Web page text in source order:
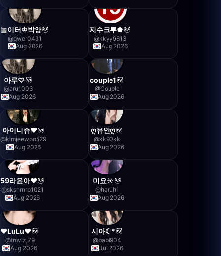
놀이터♔박양
@qwer0431
Aug 2026
지수크루♚
@kkyy9613
Aug 2026
아루♡
@aru1003
Aug 2026
couple1
@Couple
Aug 2026
아이니쥬❤️
@kimjeewoo529
Aug 2026
ღ유안ღ
@kk90kk
Aug 2026
59라윤아❤️
@sksnrnrp1021
Aug 2026
미요☀
@haruh1
Aug 2026
♥LuLu♥
@tmvlzj79
Aug 2026
시아☾*
@babi904
Jul 2026